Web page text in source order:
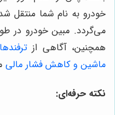
خودرو به نام شما منتقل
می‌گردد. مبین خودرو در
همچنین، آگاهی از
ماشین و کاهش فشار مالی
نکته حرفه‌ای: